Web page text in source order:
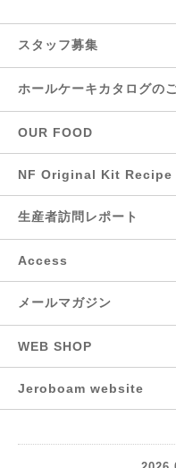
スタッフ募集
ホールケーキカタログの
OUR FOOD
NF Original Kit Recipe
生産者訪問レポート
Access
メールマガジン
WEB SHOP
Jeroboam website